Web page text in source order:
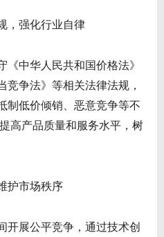
强化行业自律
中华人民共和国价格法》
竞争法》等相关法律法规，
制低价倾销、恶意竞争等不
高产品质量和服务水平，树
市场秩序
展公平竞争，通过技术创